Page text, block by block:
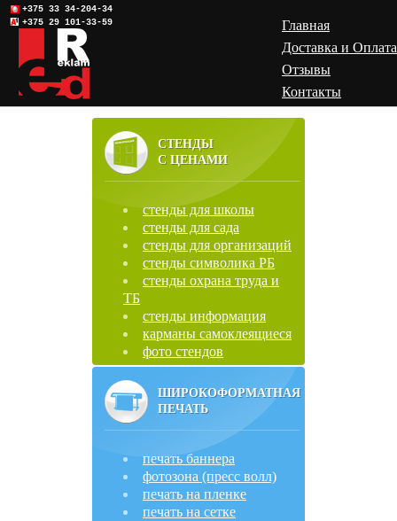
+375 33 34-204-34
+375 29 101-33-59
Главная
Доставка и Оплата
Отзывы
Контакты
СТЕНДЫ
С ЦЕНАМИ
стенды для школы
стенды для сада
стенды для организаций
стенды символика РБ
стенды охрана труда и
ТБ
стенды информация
карманы самоклеящиеся
фото стендов
ШИРОКОФОРМАТНАЯ
ПЕЧАТЬ
печать баннера
фотозона (пресс волл)
печать на пленке
печать на сетке